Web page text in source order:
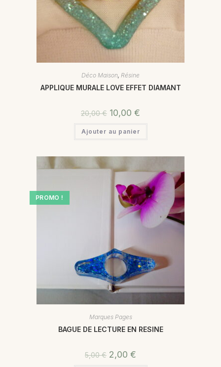
Déco Maison, Résine
APPLIQUE MURALE LOVE EFFET DIAMANT
20,00€ 10,00 €
Ajouter au panier
PROMO !
Marques Pages
BAGUE DE LECTURE EN RESINE
5,00€ 2,00 €